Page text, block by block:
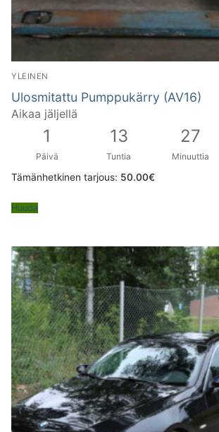
YLEINEN
Ulosmitattu Pumppukärry (AV16)
Aikaa jäljellä
1
Päivä
13
Tuntia
27
Minuuttia
Tämänhetkinen tarjous: 50.00€
Huuda